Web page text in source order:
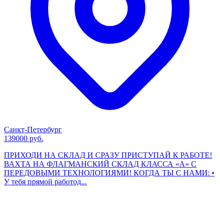
Санкт-Петербург
139000 руб.
ПРИХОДИ НА СКЛАД И СРАЗУ ПРИСТУПАЙ К РАБОТЕ!
ВАХТА НА ФЛАГМАНСКИЙ СКЛАД КЛАССА «А» С
ПЕРЕДОВЫМИ ТЕХНОЛОГИЯМИ! КОГДА ТЫ С НАМИ: •
У тебя прямой работод...